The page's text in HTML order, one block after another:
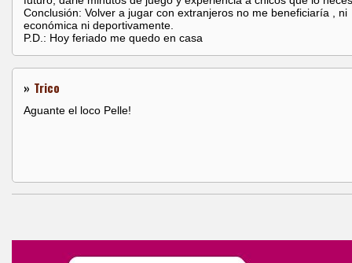
Conclusión: Volver a jugar con extranjeros no me beneficiaría , ni
económica ni deportivamente.
P.D.: Hoy feriado me quedo en casa
» Trico
Aguante el loco Pelle!